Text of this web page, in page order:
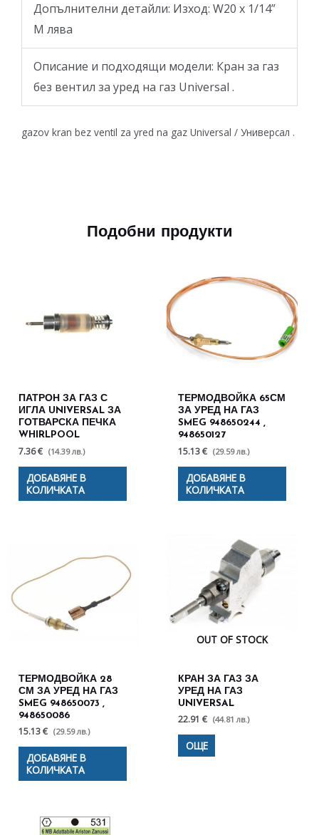
Допълнителни детайли: Изход: W20 x 1/14”
М лява
Описание и подходящи модели: Кран за газ
без вентил за уред на газ Universal .
gazov kran bez ventil za yred na gaz Universal / Универсал .
Подобни продукти
ПАТРОН ЗА ГАЗ С
ИГЛА UNIVERSAL ЗА
ГОТВАРСКА ПЕЧКА
WHIRLPOOL
7.36 € (14.39 лв.)
ДОБАВЯНЕ В
КОЛИЧКАТА
ТЕРМОДВОЙКА 65СМ
ЗА УРЕД НА ГАЗ
SMEG 948650244 ,
948650127
15.13 € (29.59 лв.)
ДОБАВЯНЕ В
КОЛИЧКАТА
ТЕРМОДВОЙКА 28
СМ ЗА УРЕД НА ГАЗ
SMEG 948650073 ,
948650086
15.13 € (29.59 лв.)
ДОБАВЯНЕ В
КОЛИЧКАТА
OUT OF STOCK
КРАН ЗА ГАЗ ЗА
УРЕД НА ГАЗ
UNIVERSAL
22.91 € (44.81 лв.)
ОЩЕ